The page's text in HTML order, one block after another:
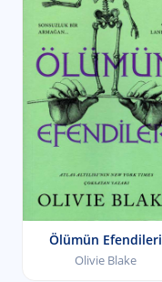
Ölümün Efendileri
Olivie Blake